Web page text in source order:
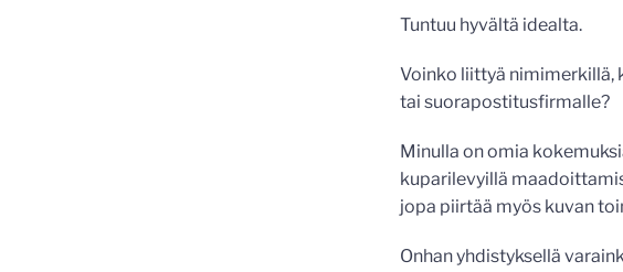
Tuntuu hyvältä idealta.
Voinko liittyä nimimerkillä,
tai suorapostitusfirmalle?
Minulla on omia
kuparilevyillä
jopa piirtää myös kuvan
Onhan yhdistyksellä